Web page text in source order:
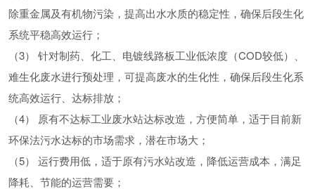
除重金属及有机物污染，提高出水水质的稳定性，确保后段生化
系统平稳高效运行；
（3） 针对制药、化工、电镀线路板工业低浓度（COD较低）、
难生化废水进行预处理，可提高废水的生化性，确保后段生化系
统高效运行、达标排放；
（4） 原有不达标工业废水站达标改造，方便简单，适于目前新
环保法污水达标的市场需求，潜在市场大；
（5） 运行费用低，适于原有污水站改造，降低运营成本，满足
降耗、节能的运营需要；